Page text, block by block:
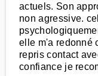
actuels. Son
non agressive.
elle m'a redonné
repris contact
confiance je